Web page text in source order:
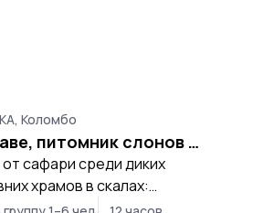
Коломбо
Парк Удавалаве, питомник слонов и храм Мулкиригала
сафари среди диких
храмов в скалах:
Шри-Ланку, которая